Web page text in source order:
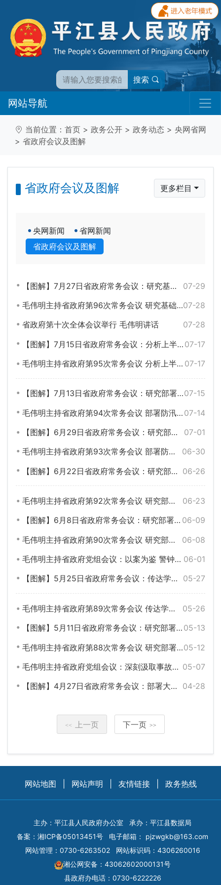
搜索
网站导航
当前位置： 首页 > 政务公开 > 政务动态 > 央网省网
> 省政府会议及图解
省政府会议及图解 更多栏目
央网新闻
省网新闻
省政府会议及图解
07-29
【图解】7月27日省政府常务会议：研究基础教育、长株潭一体化、自然灾害调查评估、对非经贸合作等工作
07-28
毛伟明主持省政府第96次常务会议 研究基础教育、长株潭一体化、自然灾害调查评估、对非经贸合作等工作
07-28
省政府第十次全体会议举行 毛伟明讲话
07-17
【图解】7月15日省政府常务会议：分析上半年全省经济形势，部署下半年工作研究科技创新、资源循环利用等工作
07-17
毛伟明主持省政府第95次常务会议 分析上半年全省经济形势 部署下半年工作等
07-15
【图解】7月13日省政府常务会议：研究部署防汛抗旱和安全生产、重点企业培育、北斗产业发展、生态绿心发展等工作
07-14
毛伟明主持省政府第94次常务会议 部署防汛抗旱和安全生产、重点企业培育、北斗产业发展、生态绿心发展等工作
07-01
【图解】6月29日省政府常务会议：研究部署防汛物资储备管理、危化品网售监管、中央安全生产考核巡查反馈问题整改等工作
06-30
毛伟明主持省政府第93次常务会议 部署防汛物资储备管理、危化品网售监管、中央安全生产考核巡查反馈问题整改等
06-26
【图解】6月22日省政府常务会议：研究部署法治政府建设、民营经济发展、农村集体经济组织发展等工作
06-23
毛伟明主持省政府第92次常务会议 研究部署法治政府建设、民营经济发展、农村集体经济组织发展等工作
06-09
【图解】6月8日省政府常务会议：研究部署服务业扩能提质、常态化帮扶、城镇防洪圈建设等工作
06-08
毛伟明主持省政府第90次常务会议 研究部署服务业扩能提质、常态化帮扶、城镇防洪圈建设等工作
06-01
毛伟明主持省政府党组会议：以案为鉴 警钟长鸣 全力筑牢安全生产屏障
05-27
【图解】5月25日省政府常务会议：传达学习习近平总书记重要指示精神 部署煤矿安全生产、中央巡视反馈意见整改、洞庭湖蓄滞洪区安全防线建设等工作
05-26
毛伟明主持省政府第89次常务会议 传达学习习近平总书记重要指示精神 部署煤矿安全生产、中央巡视反馈意见整改、洞庭湖蓄滞洪区安全防线建设等工作
05-13
【图解】5月11日省政府常务会议：研究部署安全生产、防汛抗旱、常态化帮扶和县域经济高质量发展等工作
05-12
毛伟明主持省政府第88次常务会议 研究部署安全生产、防汛抗旱、常态化帮扶和县域经济高质量发展等工作
05-07
毛伟明主持省政府党组会议：深刻汲取事故惨痛教训 举一反三全面排查整改
04-28
【图解】4月27日省政府常务会议：部署大抓落实督查激励、省长质量奖管理办法、金芙蓉基金等工作
<< 上一页 下一页 >>
网站地图 网站声明 友情链接 政务热线
主办：平江县人民政府办公室
承办：平江县数据局
备案： 湘ICP备05013451号 电子邮箱： pjzwgkb@163.com
网站管理：0730-6263502
网站标识码：4306260016
湘公网安备：43062602000131号
县政府办电话：0730-6222226